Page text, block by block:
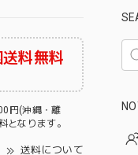
料無料
円(沖縄・離
となります。
送料について